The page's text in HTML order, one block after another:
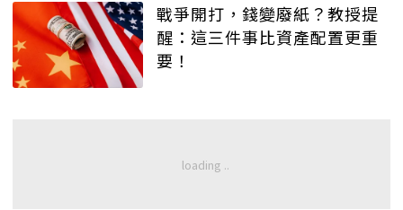
戰爭開打，錢變廢紙？教授提
醒：這三件事比資產配置更重
要！